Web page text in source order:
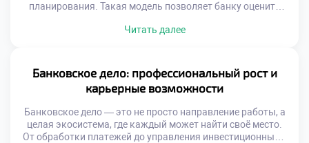
планирования. Такая модель позволяет банку оценить
возможные риски. Она служит основой для принятия
просто набор формул в электронной таблице. Это
динамичная система, отражающая взаимосвязи между
различными аспектами […]
Читать далее
Банковское дело: профессиональный рост и
карьерные возможности
Банковское дело — это не просто направление работы, а
целая экосистема, где каждый может найти своё место.
От обработки платежей до управления инвестиционными